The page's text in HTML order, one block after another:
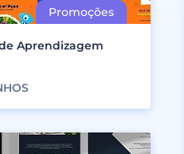
Aprendizagem